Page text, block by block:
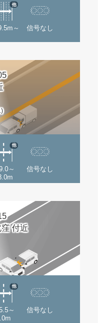
～
他
信号なし
～
他
信号なし
付近
～
他
信号なし